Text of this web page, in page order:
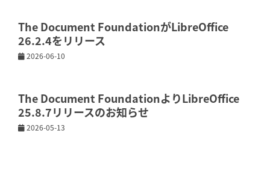
The Document FoundationがLibreOffice
26.2.4をリリース
2026-06-10
The Document FoundationよりLibreOffice
25.8.7リリースのお知らせ
2026-05-13